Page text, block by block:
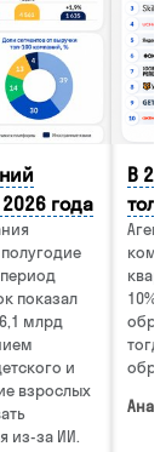
компаний
года
показал
млрд
и
взрослых
из-за ИИ.
В